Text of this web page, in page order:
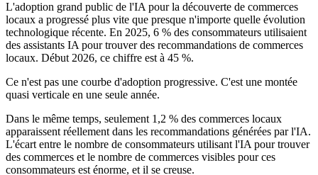
L'adoption grand public de l'IA pour la découverte de commerces
locaux a progressé plus vite que presque n'importe quelle évolution
technologique récente. En 2025, 6 % des consommateurs utilisaient
des assistants IA pour trouver des recommandations de commerces
locaux. Début 2026, ce chiffre est à 45 %.
Ce n'est pas une courbe d'adoption progressive. C'est une montée
quasi verticale en une seule année.
Dans le même temps, seulement 1,2 % des commerces locaux
apparaissent réellement dans les recommandations générées par l'IA.
L'écart entre le nombre de consommateurs utilisant l'IA pour trouver
des commerces et le nombre de commerces visibles pour ces
consommateurs est énorme, et il se creuse.